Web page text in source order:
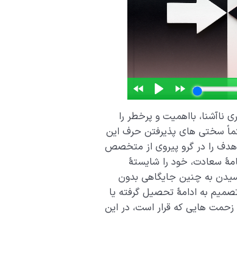
بااهمیت و پرخطر را
سختی های پذیرفتن حرف این
را در گرو پیروی از متخصص
سعادت، خود را شایستۀ
به چنین جایگاهی بدون
به ادامۀ تحصیل گرفته یا
هایی که قرار است، در این